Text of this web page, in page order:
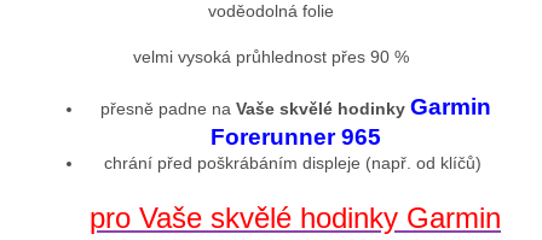
voděodolná folie
velmi vysoká průhlednost přes 90 %
přesně padne na Vaše skvělé hodinky Garmin
Forerunner 965
chrání před poškrábáním displeje (např. od klíčů)
pro Vaše skvělé hodinky Garmin